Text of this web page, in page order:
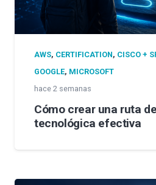
AWS, CERTIFICATION, CISCO +
GOOGLE, MICROSOFT
hace 2 semanas
Cómo crear una ruta
tecnológica efectiva